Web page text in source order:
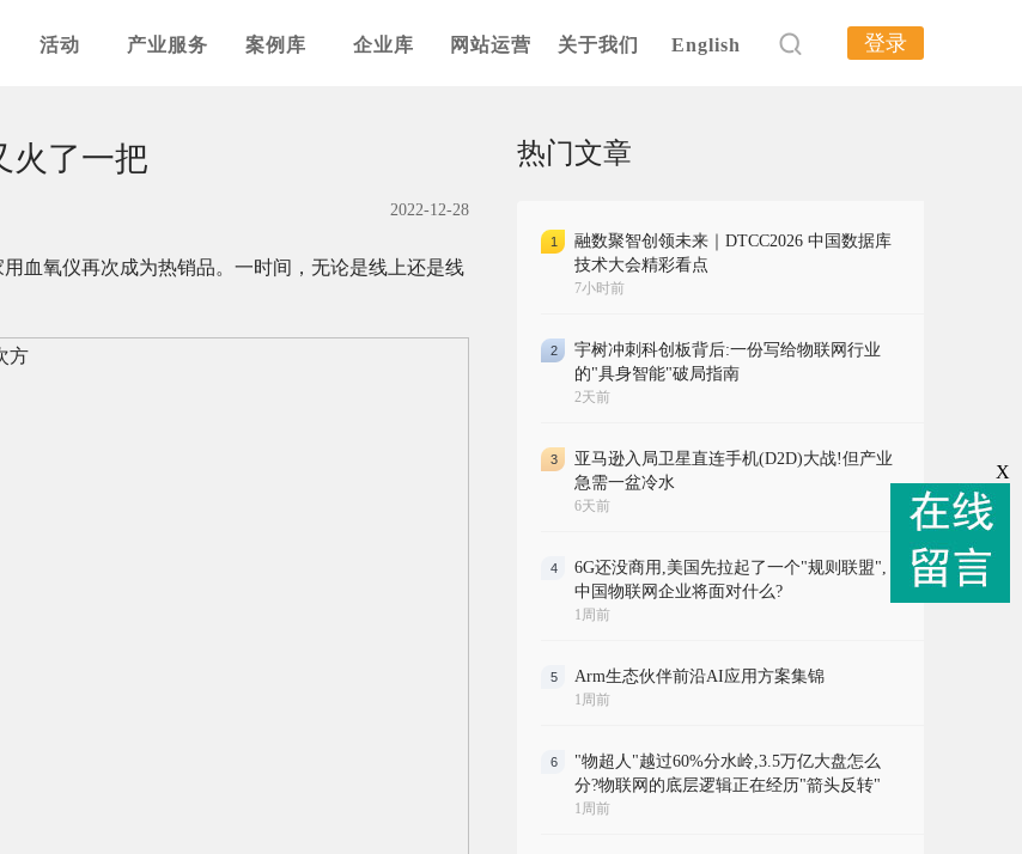
活动 产业服务 案例库 企业库 网站运营 关于我们 English 登录
火了一把
2022-12-28
血氧仪再次成为热销品。一时间，无论是线上还是线
热门文章
1
融数聚智创领未来｜DTCC2026 中国数据库
技术大会精彩看点
7小时前
2
宇树冲刺科创板背后:一份写给物联网行业
的"具身智能"破局指南
2天前
3
亚马逊入局卫星直连手机(D2D)大战!但产业
急需一盆冷水
6天前
4
6G还没商用,美国先拉起了一个"规则联盟",
中国物联网企业将面对什么?
1周前
5 Arm生态伙伴前沿AI应用方案集锦
1周前
6
"物超人"越过60%分水岭,3.5万亿大盘怎么
分?物联网的底层逻辑正在经历"箭头反转"
1周前
X